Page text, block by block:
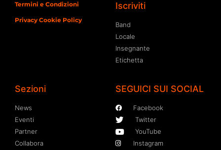
Termini e Condizioni
Privacy Cookie Policy
Iscriviti
Band
Locale
Insegnante
Etichetta
Sezioni
News
Eventi
Partner
Collabora
SEGUICI SUI SOCIAL
Facebook
Twitter
YouTube
Instagram